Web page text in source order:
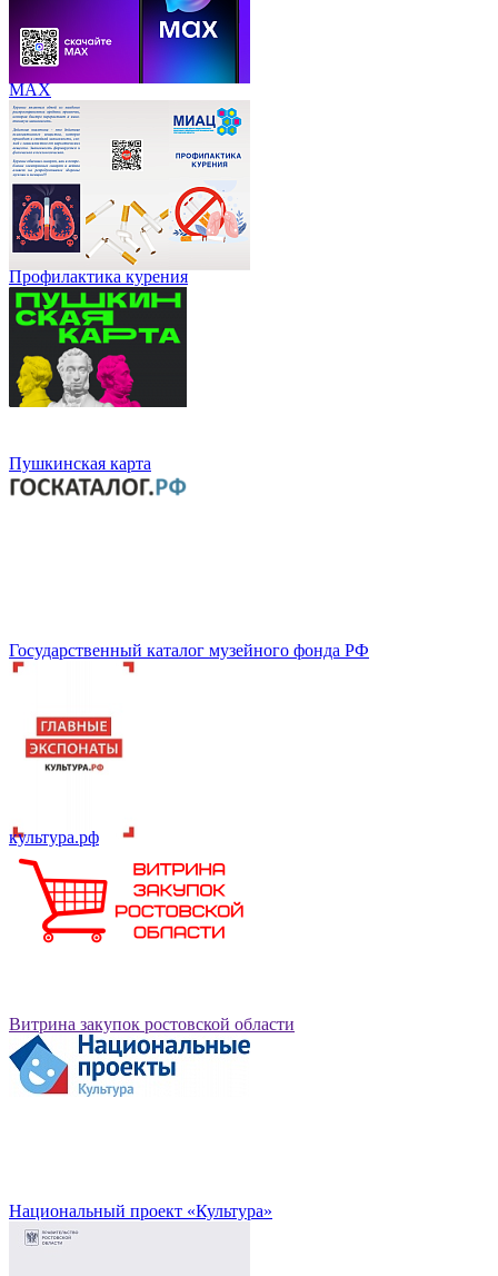
МАХ
Профилактика курения
Пушкинская карта
Государственный каталог музейного фонда РФ
культура.рф
Витрина закупок ростовской области
Национальный проект «Культура»